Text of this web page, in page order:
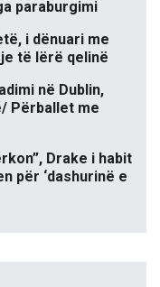
paraburgimi
i dënuari me
të lërë qelinë
në Dublin,
Përballet me
Drake i habit
për ‘dashurinë e